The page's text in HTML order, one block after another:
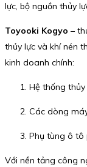
lực, bộ nguồn thủy
Toyooki Kogyo –
thủy lực và khí nén
kinh doanh chính:
Hệ thống thủy
Các dòng
Phụ tùng ô tô
Với nền tảng công